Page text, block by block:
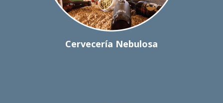
Cervecería Nebulosa